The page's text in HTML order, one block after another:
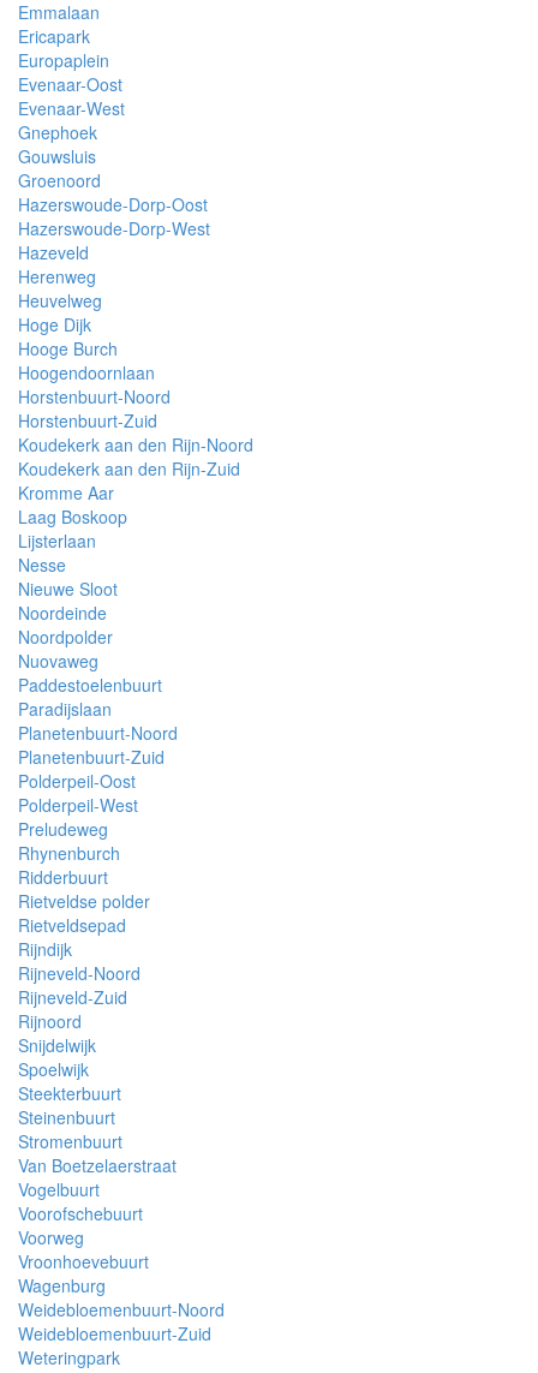
Emmalaan
Ericapark
Europaplein
Evenaar-Oost
Evenaar-West
Gnephoek
Gouwsluis
Groenoord
Hazerswoude-Dorp-Oost
Hazerswoude-Dorp-West
Hazeveld
Herenweg
Heuvelweg
Hoge Dijk
Hooge Burch
Hoogendoornlaan
Horstenbuurt-Noord
Horstenbuurt-Zuid
Koudekerk aan den Rijn-Noord
Koudekerk aan den Rijn-Zuid
Kromme Aar
Laag Boskoop
Lijsterlaan
Nesse
Nieuwe Sloot
Noordeinde
Noordpolder
Nuovaweg
Paddestoelenbuurt
Paradijslaan
Planetenbuurt-Noord
Planetenbuurt-Zuid
Polderpeil-Oost
Polderpeil-West
Preludeweg
Rhynenburch
Ridderbuurt
Rietveldse polder
Rietveldsepad
Rijndijk
Rijneveld-Noord
Rijneveld-Zuid
Rijnoord
Snijdelwijk
Spoelwijk
Steekterbuurt
Steinenbuurt
Stromenbuurt
Van Boetzelaerstraat
Vogelbuurt
Voorofschebuurt
Voorweg
Vroonhoevebuurt
Wagenburg
Weidebloemenbuurt-Noord
Weidebloemenbuurt-Zuid
Weteringpark